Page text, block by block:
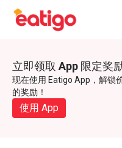
立即领取 App 限定奖
现在使用 Eatigo App，解锁
的奖励！
使用 App